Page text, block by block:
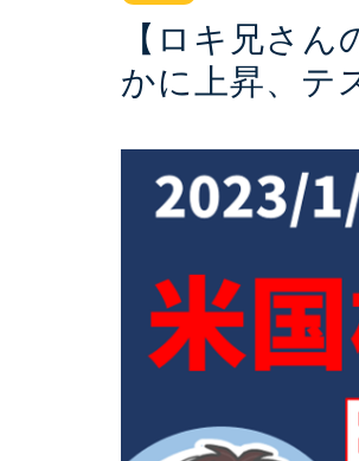
【ロキ兄さ
かに上昇、テ